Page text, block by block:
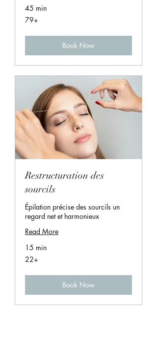
45 min
79+
79+
Book Now
Restructuration des
sourcils
Épilation précise des sourcils un
regard net et harmonieux
Read More
15 min
22+
22+
Book Now